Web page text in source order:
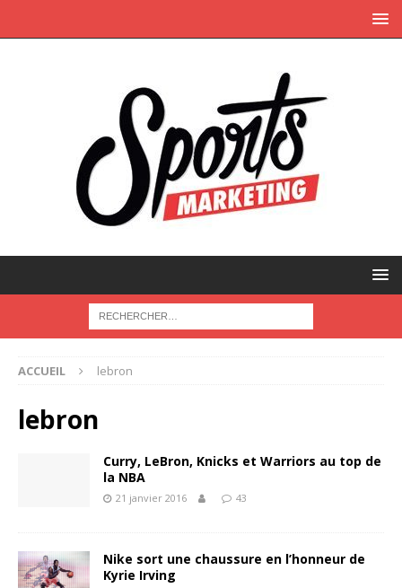
ACCUEIL lebron
lebron
Curry, LeBron, Knicks et Warriors au top de
la NBA
21 janvier 2016 43
Nike sort une chaussure en l’honneur de
Kyrie Irving